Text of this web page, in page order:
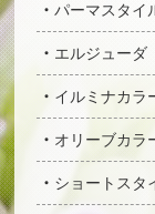
パーマスタイ
エルジューダ
イルミナカラ
オリーブカラ
ショートスタ